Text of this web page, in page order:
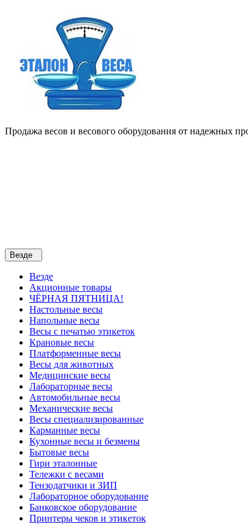
Продажа весов и весового оборудования от надежных
Везде
Везде
Акционные товары
ЧЁРНАЯ ПЯТНИЦА!
Настольные весы
Напольные весы
Весы с печатью этикеток
Крановые весы
Платформенные весы
Весы для животных
Медицинские весы
Лабораторные весы
Автомобильные весы
Механические весы
Весы специализированные
Карманные весы
Кухонные весы и безмены
Бытовые весы
Гири эталонные
Тележки с весами
Тензодатчики и ЗИП
Лабораторное оборудование
Банковское оборудование
Принтеры чеков и этикеток